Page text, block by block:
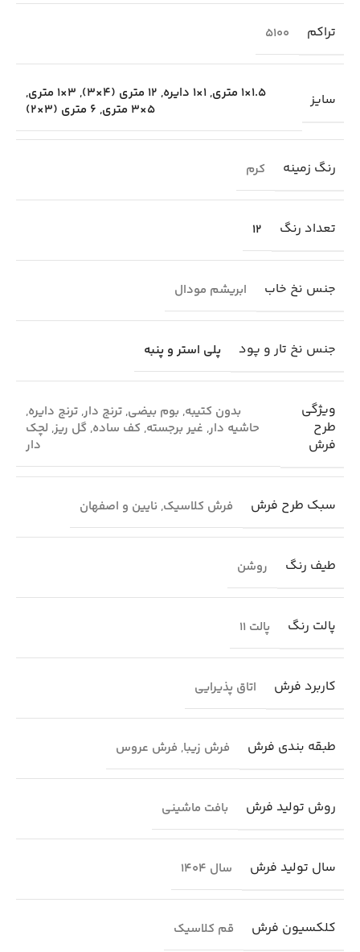
تراکم 5100
سایز 1.5×1 متری ,1×1 دایره , 12 متری (4×3) , 3×1 متری
,
5×3 متری
, 6 متری (3×2)
رنگ زمینه کرم
تعداد رنگ 12
جنس نخ خاب ابریشم مودال
جنس نخ تار و پود پلی استر و پنبه
ویژگی
طرح
فرش
بدون کتیبه, بوم بیضی, ترنج دار, ترنج دایره,
حاشیه دار, غیر برجسته, کف ساده, گل ریز, لچک
دار
سبک طرح فرش فرش کلاسیک, نایین و اصفهان
طیف رنگ روشن
پالت رنگ پالت 11
کاربرد فرش اتاق پذیرایی
طبقه بندی فرش فرش زیبا, فرش عروس
روش تولید فرش بافت ماشینی
سال تولید فرش سال 1404
کلکسیون فرش قم کلاسیک